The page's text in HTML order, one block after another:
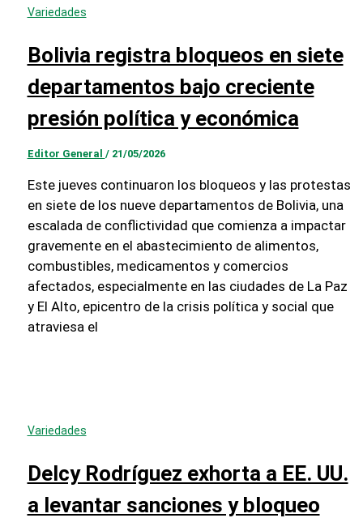
Variedades
Bolivia registra bloqueos en siete
departamentos bajo creciente
presión política y económica
Editor General / 21/05/2026
Este jueves continuaron los bloqueos y las protestas
en siete de los nueve departamentos de Bolivia, una
escalada de conflictividad que comienza a impactar
gravemente en el abastecimiento de alimentos,
combustibles, medicamentos y comercios
afectados, especialmente en las ciudades de La Paz
y El Alto, epicentro de la crisis política y social que
atraviesa el
Variedades
Delcy Rodríguez exhorta a EE. UU.
a levantar sanciones y bloqueo